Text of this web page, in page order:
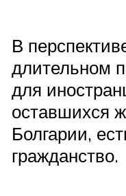
В
длительном
для
оставшихся
Болгарии,
гражданство.